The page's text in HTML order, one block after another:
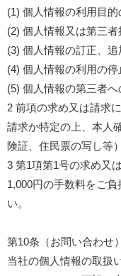
(1) 個人情報の利用目
(2) 個人情報又は第三
(3) 個人情報の訂正、
(4) 個人情報の利用の
(5) 個人情報の第三者
2 前項の求め又は請求
請求か特定の上、本人
険証、住民票の写し等
3 第1項第1号の求め又
1,000円の手数料をご
い。
第10条（お問い合わせ）
当社の個人情報の取扱